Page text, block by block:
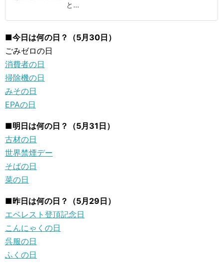
と...
■今日は何の日？（5月30日）
ごみゼロの日
消費者の日
掃除機の日
みその日
EPAの日
■明日は何の日？（5月31日）
古材の日
世界禁煙デー
そばの日
菜の日
■昨日は何の日？（5月29日）
エベレスト登頂記念日
こんにゃくの日
呉服の日
ふくの日